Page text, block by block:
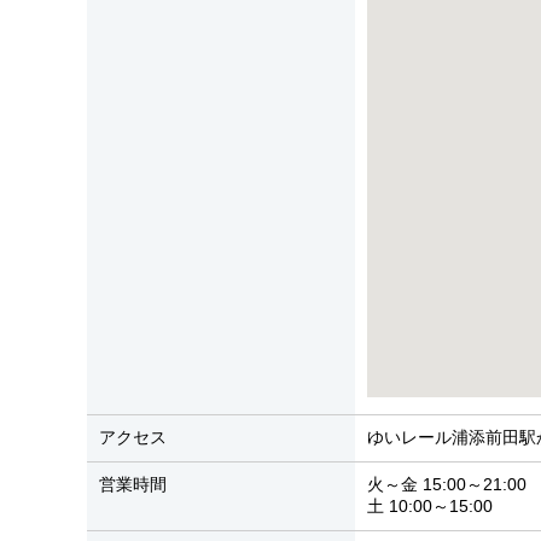
アクセス ゆいレール浦添前田
営業時間
火～金 15:00～21:00
土 10:00～15:00